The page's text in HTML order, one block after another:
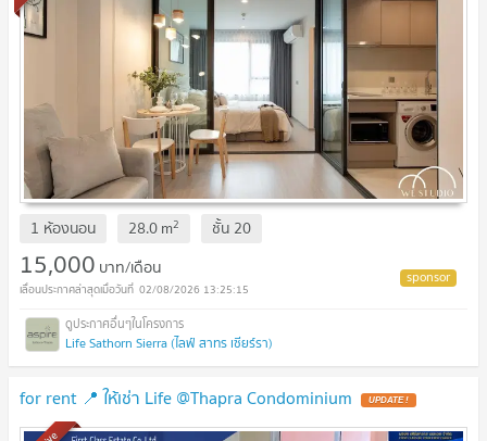
1 ห้องนอน 28.0m2 ชั้น 20
15,000 บาท/เดือน
02/08/2026 13:25:15
Life Sathorn Sierra (ไลฟ์ สาทร เซียร์รา)
for rent 📍 ให้เช่า Life @Thapra Condominium UPDATE !